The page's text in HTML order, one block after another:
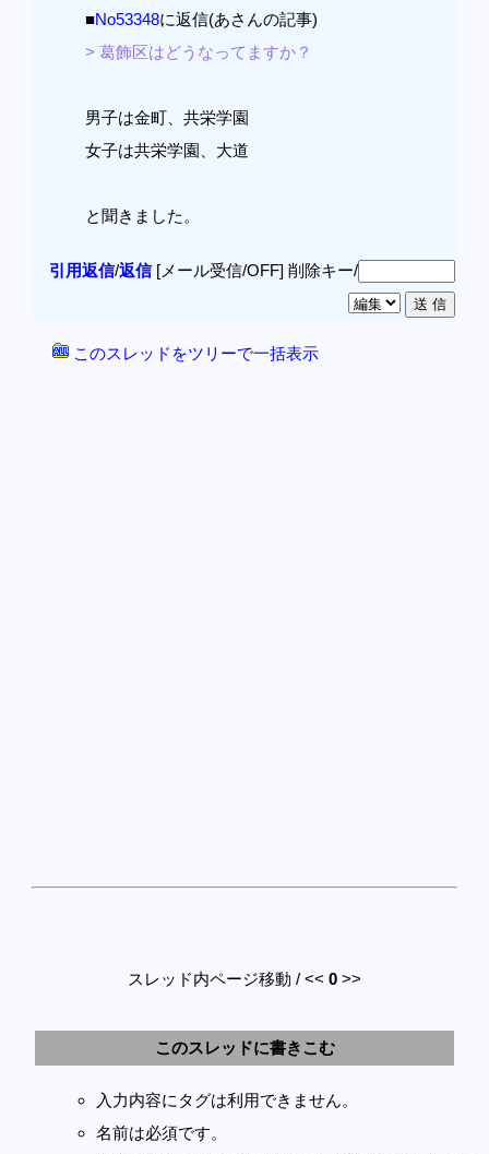
■No53348に返信(あさんの記事)
> 葛飾区はどうなってますか？
男子は金町、共栄学園
女子は共栄学園、大道
と聞きました。
引用返信/返信[メール受信/OFF] 削除キー/
このスレッドをツリーで一括表示
スレッド内ページ移動 / << 0 >>
このスレッドに書きこむ
入力内容にタグは利用できません。
名前は必須です。